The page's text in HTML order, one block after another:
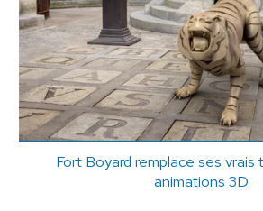
Fort Boyard remplace ses vrais
animations 3D